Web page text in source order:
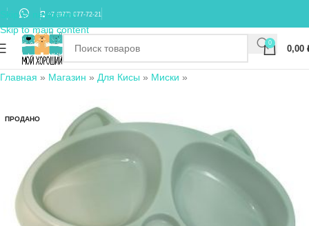
Skip to navigation
Skip to main content
+7 (977) 677-72-21
0
0,00
Главная » Магазин » Для Кисы » Миски »
ПРОДАНО